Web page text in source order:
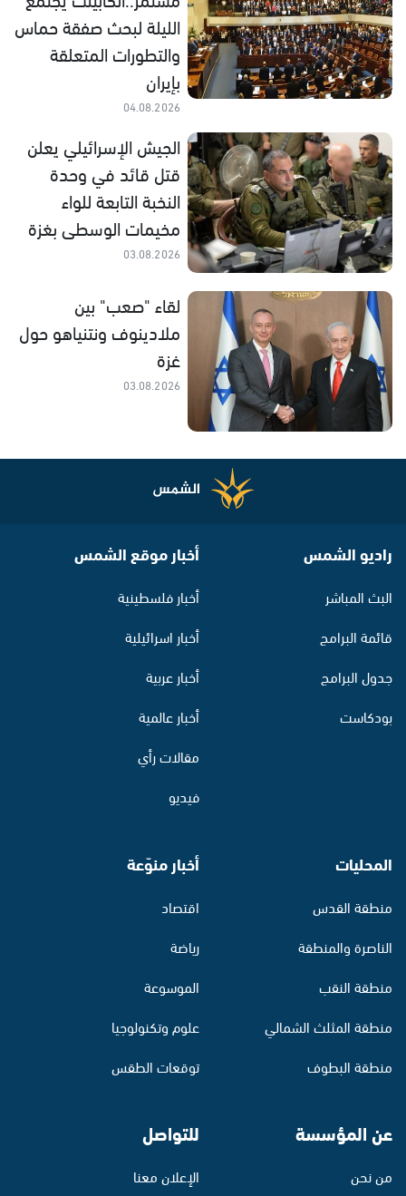
الليلة لبحث صفقة حماس
والتطورات المتعلقة
بإيران
04.08.2026
الجيش الإسرائيلي يعلن
قتل قائد في وحدة
النخبة التابعة للواء
مخيمات الوسطى بغزة
03.08.2026
لقاء "صعب" بين
ملادينوف ونتنياهو حول
غزة
03.08.2026
راديو الشمس
البث المباشر
قائمة البرامج
جدول البرامج
بودكاست
أخبار موقع الشمس
أخبار فلسطينية
أخبار اسرائيلية
أخبار عربية
أخبار عالمية
مقالات رأي
فيديو
المحليات
منطقة القدس
الناصرة والمنطقة
منطقة النقب
منطقة المثلث الشمالي
منطقة البطوف
أخبار منوّعة
اقتصاد
رياضة
الموسوعة
علوم وتكنولوجيا
توقعات الطقس
عن المؤسسة
من نحن
للتواصل
الإعلان معنا